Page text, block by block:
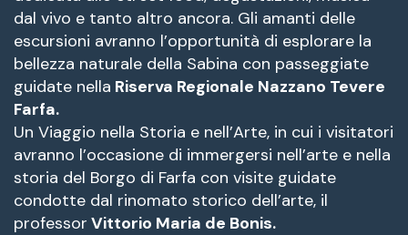
dal vivo e tanto altro ancora. Gli amanti delle
escursioni avranno l’opportunità di esplorare la
bellezza naturale della Sabina con passeggiate
guidate nella Riserva Regionale Nazzano Tevere
Farfa.
Un Viaggio nella Storia e nell’Arte, in cui i visitatori
avranno l’occasione di immergersi nell’arte e nella
storia del Borgo di Farfa con visite guidate
condotte dal rinomato storico dell’arte, il
professor Vittorio Maria de Bonis.